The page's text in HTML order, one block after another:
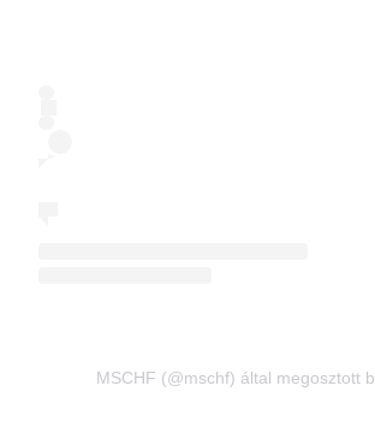
MSCHF (@mschf) által megosztott